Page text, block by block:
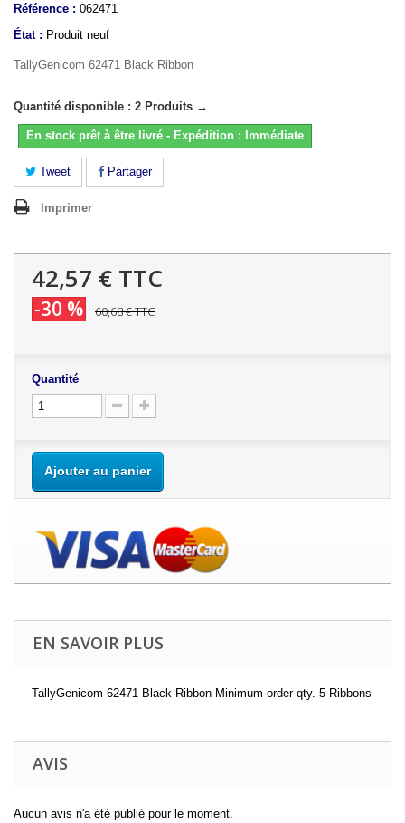
Référence : 062471
État : Produit neuf
TallyGenicom 62471 Black Ribbon
Quantité disponible : 2 Produits →
En stock prêt à être livré - Expédition : Immédiate
Tweet Partager
Imprimer
42,57 € TTC
-30 % 60,68 €TTC
Quantité
Ajouter au panier
EN SAVOIR PLUS
TallyGenicom 62471 Black Ribbon Minimum order qty. 5 Ribbons
AVIS
Aucun avis n'a été publié pour le moment.